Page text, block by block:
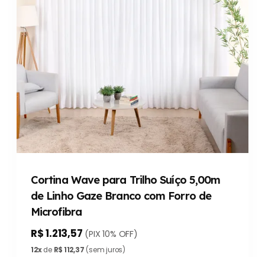
Cortina Wave para Trilho Suíço 5,00m
de Linho Gaze Branco com Forro de
Microfibra
R$ 1.213,57 (PIX 10% OFF)
12xde R$ 112,37 (sem juros)